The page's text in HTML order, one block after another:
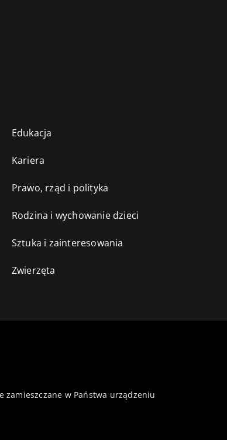
Edukacja
Kariera
Prawo, rząd i polityka
Rodzina i wychowanie dzieci
Sztuka i zainteresowania
Zwierzęta
w Państwa urządzeniu